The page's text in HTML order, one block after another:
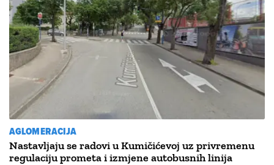
AGLOMERACIJA
Nastavljaju se radovi u Kumičićevoj uz privremenu
regulaciju prometa i izmjene autobusnih linija